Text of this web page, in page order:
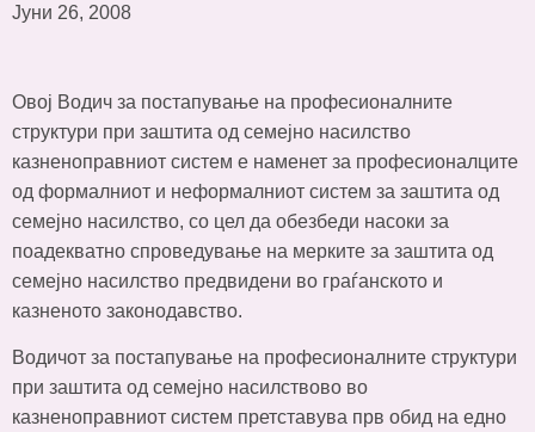
Јуни 26, 2008
Овој Водич за постапување на професионалните
структури при заштита од семејно насилство
казненоправниот систем е наменет за професионалците
од формалниот и неформалниот систем за заштита од
семејно насилство, со цел да обезбеди насоки за
поадекватно спроведување на мерките за заштита од
семејно насилство предвидени во граѓанското и
казненото законодавство.
Водичот за постапување на професионалните структури
при заштита од семејно насилствово во
казненоправниот систем претставува прв обид на едно